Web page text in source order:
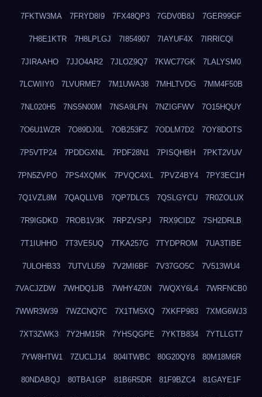
7FKTW3MA 7FRYD8I9 7FX48QP3 7GDV0B8J 7GER99GF
7H8E1KTR 7H8LPLGJ 7I854907 7IAYUF4X 7IRRICQI
7JIRAAHO 7JJO4AR2 7JLOZ9Q7 7KWC77GK 7LALYSM0
7LCWIIY0 7LVURME7 7M1UWA38 7MHLTVDG 7MM4F50B
7NL020H5 7NS5N00M 7NSA9LFN 7NZIGFWV 7O15HQUY
7O6U1WZR 7O89DJ0L 7OB253FZ 7ODLM7D2 7OY8DOTS
7P5VTP24 7PDDGXNL 7PDF28N1 7PISQHBH 7PKT2VUV
7PN5ZVPO 7PS4XQMK 7PVQC4XL 7PVZ4BY4 7PY3EC1H
7Q1VZL8M 7QAQLLVB 7QP7DLC5 7QSLGYCU 7R0ZOLUX
7R9IGDKD 7ROB1V3K 7RPZVSPJ 7RX9CIDZ 7SH2DRLB
7T1IUHHO 7T3VE5UQ 7TKA257G 7TYDPROM 7UA3TIBE
7ULOHB33 7UTVLU59 7V2MI6BF 7V37GO5C 7V513WU4
7VACJZDW 7WHDQ1JB 7WHY4Z0N 7WQXY6L4 7WRFNCB0
7WWR3W39 7WZCNQ7C 7X1TM5XQ 7XKFP983 7XMG6WJ3
7XT3ZWK3 7Y2HM15R 7YHSQGPE 7YKTB834 7YTLLGT7
7YW8HTW1 7ZUCLJ14 804ITWBC 80G20QY8 80M18M6R
80NDABQJ 80TBA1GP 81B6R5DR 81F9BZC4 81GAYE1F